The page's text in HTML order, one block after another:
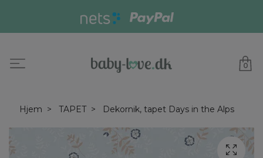
0
Hjem TAPET Dekornik, tapet Days in the Alps